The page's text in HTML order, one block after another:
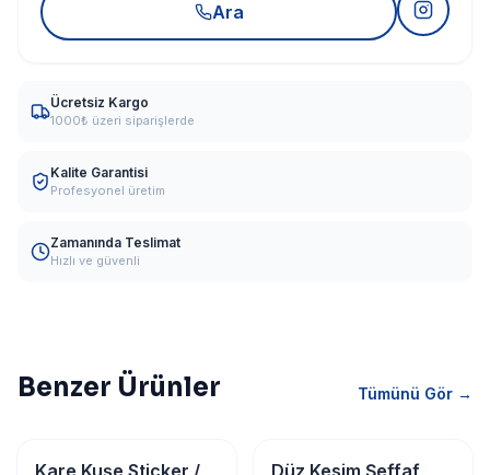
Ara
Ücretsiz Kargo
1000₺ üzeri siparişlerde
Kalite Garantisi
Profesyonel üretim
Zamanında Teslimat
Hızlı ve güvenli
Benzer Ürünler Tümünü Gör →
Sticker & Etiket
Kare Kuşe Sticker /
Sticker & Etiket
Düz Kesim Şeffaf